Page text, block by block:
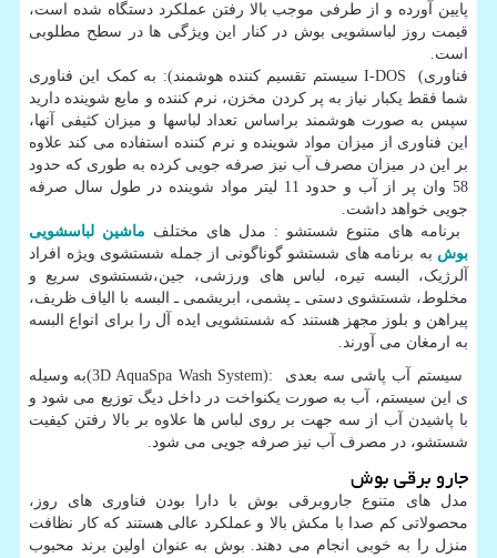
پایین آورده و از طرفی موجب بالا رفتن عملکرد دستگاه شده است،
قیمت روز لباسشویی بوش در کنار این ویژگی ها در سطح مطلوبی
است.
فناوریI-DOS ( سیستم تقسیم کننده هوشمند): به کمک این فناوری
شما فقط یکبار نیاز به پر کردن مخزن، نرم کننده و مایع شوینده دارید
سپس به صورت هوشمند براساس تعداد لباسها و میزان کثیفی آنها،
این فناوری از میزان مواد شوینده و نرم کننده استفاده می کند علاوه
بر این در میزان مصرف آب نیز صرفه جویی کرده به طوری که حدود
58 وان پر از آب و حدود 11 لیتر مواد شوینده در طول سال صرفه
جویی خواهد داشت.
برنامه های متنوع شستشو : مدل های مختلف ماشین لباسشویی
بوش به برنامه های شستشو گوناگونی از جمله شستشوی ویژه افراد
آلرژیک، البسه تیره، لباس های ورزشی، جین،شستشوی سریع و
مخلوط، شستشوی دستی ـ پشمی، ابریشمی ـ البسه با الیاف ظریف،
پیراهن و بلوز مجهز هستند که شستشویی ایده آل را برای انواع البسه
به ارمغان می آورند.
سیستم آب پاشی سه بعدی
(3D AquaSpa Wash System):به وسیله
ی این سیستم، آب به صورت یکنواخت در داخل دیگ توزیع می شود و
با پاشیدن آب از سه جهت بر روی لباس ها علاوه بر بالا رفتن کیفیت
شستشو، در مصرف آب نیز صرفه جویی می شود.
جارو برقی بوش
مدل های متنوع جاروبرقی بوش با دارا بودن فناوری های روز،
محصولاتی کم صدا با مکش بالا و عملکرد عالی هستند که کار نظافت
منزل را به خوبی انجام می دهند. بوش به عنوان اولین برند محبوب